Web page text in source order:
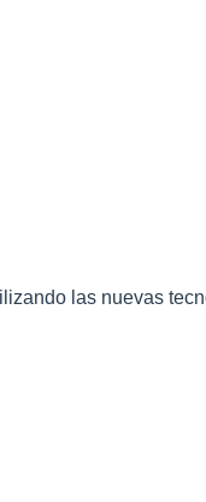
las nuevas